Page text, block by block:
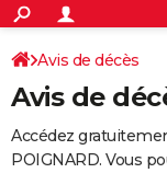
ACTUALITÉS
Politique
Société
Faits Divers
Education
Monde
Villes
+
SPORT
Coupe du monde
Football
Tennis
Cyclisme
Rugby
Forum
Programme TV
TNT
Streaming
Cinéma
Sorties cinéma
Musique
+
FINANCE
Avis de décès
Avis de
Accédez
POIGNARD. Vous